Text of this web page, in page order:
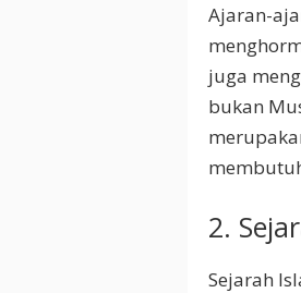
Ajaran-
juga
bukan
2.
Sejarah